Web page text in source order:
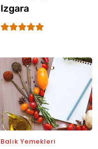
Izgara
Balık Yemekleri